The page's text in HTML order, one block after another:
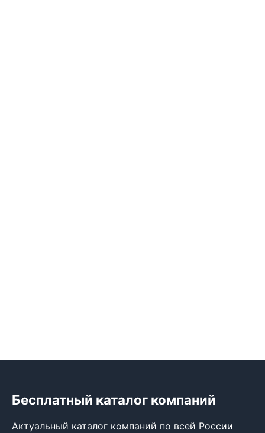
Бесплатный каталог компаний
Актуальный каталог компаний по всей России